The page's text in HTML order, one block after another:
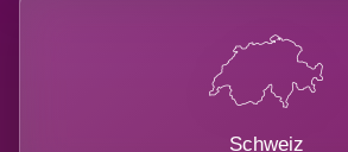
Schweiz